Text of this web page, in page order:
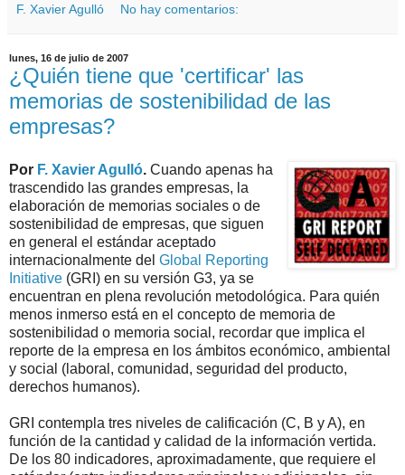
F. Xavier Agulló No hay comentarios:
lunes, 16 de julio de 2007
¿Quién tiene que 'certificar' las
memorias de sostenibilidad de las
empresas?
Por F. Xavier Agulló. Cuando apenas ha
trascendido las grandes empresas, la
elaboración de memorias sociales o de
sostenibilidad de empresas, que siguen
en general el estándar aceptado
internacionalmente del Global Reporting
Initiative (GRI) en su versión G3, ya se
encuentran en plena revolución metodológica. Para quién
menos inmerso está en el concepto de memoria de
sostenibilidad o memoria social, recordar que implica el
reporte de la empresa en los ámbitos económico, ambiental
y social (laboral, comunidad, seguridad del producto,
derechos humanos).
GRI contempla tres niveles de calificación (C, B y A), en
función de la cantidad y calidad de la información vertida.
De los 80 indicadores, aproximadamente, que requiere el